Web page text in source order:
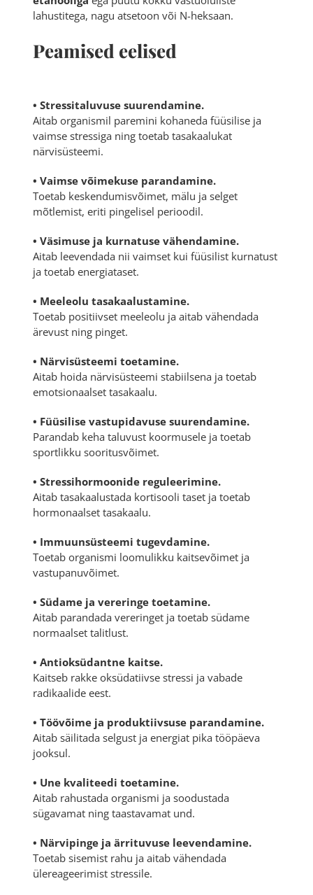
lahustitega, nagu atsetoon või N-heksaan.
Peamised eelised
• Stressitaluvuse suurendamine.
Aitab organismil paremini kohaneda füüsilise ja
vaimse stressiga ning toetab tasakaalukat
närvisüsteemi.
• Vaimse võimekuse parandamine.
Toetab keskendumisvõimet, mälu ja selget
mõtlemist, eriti pingelisel perioodil.
• Väsimuse ja kurnatuse vähendamine.
Aitab leevendada nii vaimset kui füüsilist kurnatust
ja toetab energiataset.
• Meeleolu tasakaalustamine.
Toetab positiivset meeleolu ja aitab vähendada
ärevust ning pinget.
• Närvisüsteemi toetamine.
Aitab hoida närvisüsteemi stabiilsena ja toetab
emotsionaalset tasakaalu.
• Füüsilise vastupidavuse suurendamine.
Parandab keha taluvust koormusele ja toetab
sportlikku sooritusvõimet.
• Stressihormoonide reguleerimine.
Aitab tasakaalustada kortisooli taset ja toetab
hormonaalset tasakaalu.
• Immuunsüsteemi tugevdamine.
Toetab organismi loomulikku kaitsevõimet ja
vastupanuvõimet.
• Südame ja vereringe toetamine.
Aitab parandada vereringet ja toetab südame
normaalset talitlust.
• Antioksüdantne kaitse.
Kaitseb rakke oksüdatiivse stressi ja vabade
radikaalide eest.
• Töövõime ja produktiivsuse parandamine.
Aitab säilitada selgust ja energiat pika tööpäeva
jooksul.
• Une kvaliteedi toetamine.
Aitab rahustada organismi ja soodustada
sügavamat ning taastavamat und.
• Närvipinge ja ärrituvuse leevendamine.
Toetab sisemist rahu ja aitab vähendada
ülereageerimist stressile.